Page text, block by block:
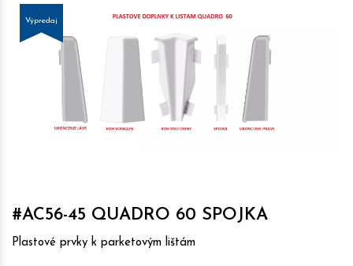
Výpredaj
#AC56-45 QUADRO 60 SPOJKA
Plastové prvky k parketovým lištám